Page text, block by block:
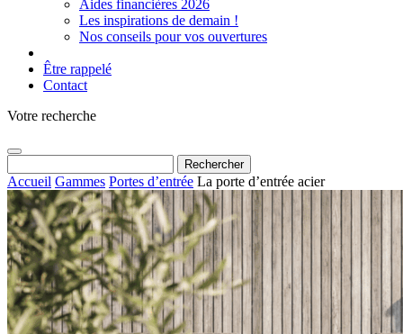
Aides financières 2026
Les inspirations de demain !
Nos conseils pour vos ouvertures
Être rappelé
Contact
Votre recherche
Accueil Gammes Portes d’entrée La porte d’entrée acier